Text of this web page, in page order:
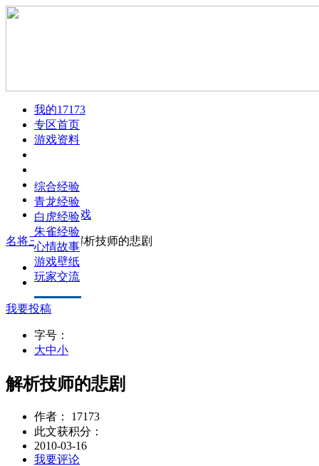
我的17173
专区首页
游戏资料
游戏配置
任务攻略
成就系统
职业漫画
升级指南
生产系统
综合经验
青龙经验
白虎经验
朱雀经验
心情故事
游戏壁纸
玩家交流
游戏截图
火爆论坛
下载此游戏
名将三国> >解析技师的悲剧
正文
评论
我要投稿
字号：
大中小
解析技师的悲剧
作者： 17173
此文获积分：
2010-03-16
我要评论